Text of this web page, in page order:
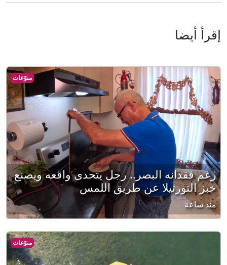
إقرأ أيضا
منوّعات
رغم فقدانه البصر.. رجل يتحدى واقعه ويصنع
خبز التورتيلا عن طريق اللمس
منذ ساعة
منوّعات